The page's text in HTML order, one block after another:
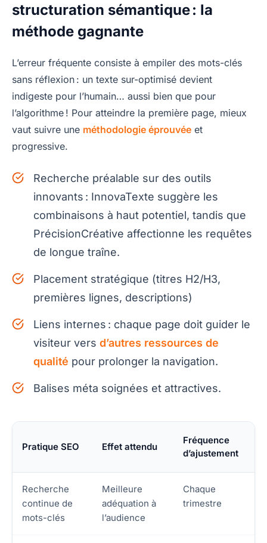
structuration sémantique : la
méthode gagnante
L’erreur fréquente consiste à empiler des mots-clés
sans réflexion : un texte sur-optimisé devient
indigeste pour l’humain… aussi bien que pour
l’algorithme ! Pour atteindre la première page, mieux
vaut suivre une méthodologie éprouvée et
progressive.
Recherche préalable sur des outils
innovants : InnovaTexte suggère les
combinaisons à haut potentiel, tandis que
PrécisionCréative affectionne les requêtes
de longue traîne.
Placement stratégique (titres H2/H3,
premières lignes, descriptions)
Liens internes : chaque page doit guider le
visiteur vers d’autres ressources de
qualité pour prolonger la navigation.
Balises méta soignées et attractives.
Pratique SEO Effet attendu
Fréquence
d’ajustement
Recherche
continue de
mots-clés
Meilleure
adéquation à
l’audience
Chaque
trimestre